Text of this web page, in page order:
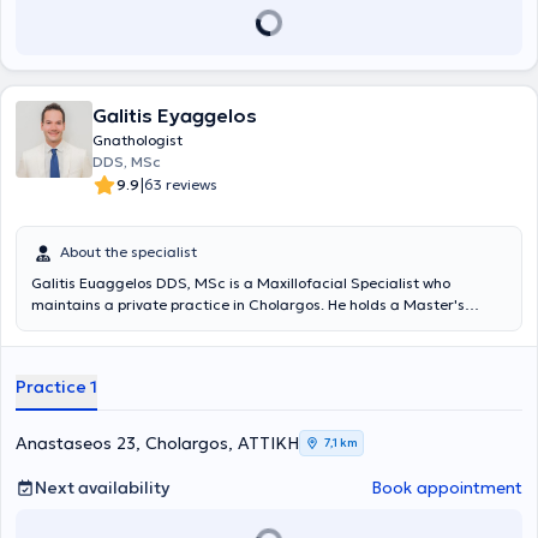
Galitis Eyaggelos
Gnathologist
DDS, MSc
9.9|63 reviews
About the specialist
Galitis Euaggelos DDS, MSc is a Maxillofacial Specialist who
maintains a private practice in Cholargos. He holds a Master's
Dental School of the National and Kapodistrian University of Athens,
specializes in the diagnosis and treatment of cranio-mandibular
disorders, which may require the fabrication of specialized intraoral
devices (splints) for their proper management. The intraoral splints,
which must meet specific specifications to be effective, can be
applied in cases of teeth clenching or grinding, muscular or joint
pain, joint sounds, tension-type headaches, and other related issues.
Practice 1
Anastaseos 23, Cholargos, ΑΤΤΙΚΗ 7,1 km
Next availability Book appointment